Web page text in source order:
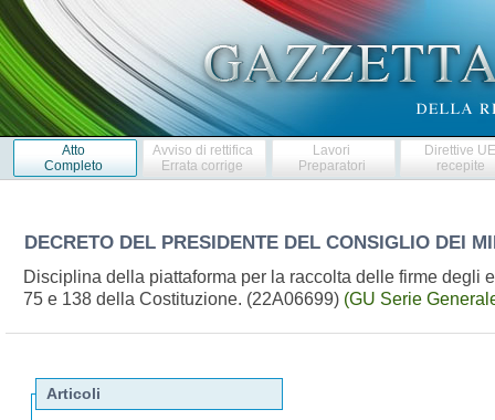
Atto
Completo
Avviso di rettifica
Errata corrige
Lavori
Preparatori
Direttive
recepite
DECRETO DEL PRESIDENTE DEL CONSIGLIO DEI
Disciplina della piattaforma per la raccolta delle firme degli
75 e 138 della Costituzione. (22A06699) (GU Serie